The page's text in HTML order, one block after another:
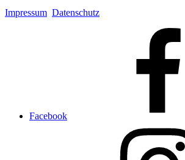
Impressum Datenschutz
Facebook